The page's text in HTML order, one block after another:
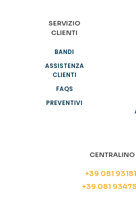
SERVIZIO
CLIENTI
BANDI
ASSISTENZA
CLIENTI
FAQS
PREVENTIVI
CENTRALINO
+39 081
+39 081